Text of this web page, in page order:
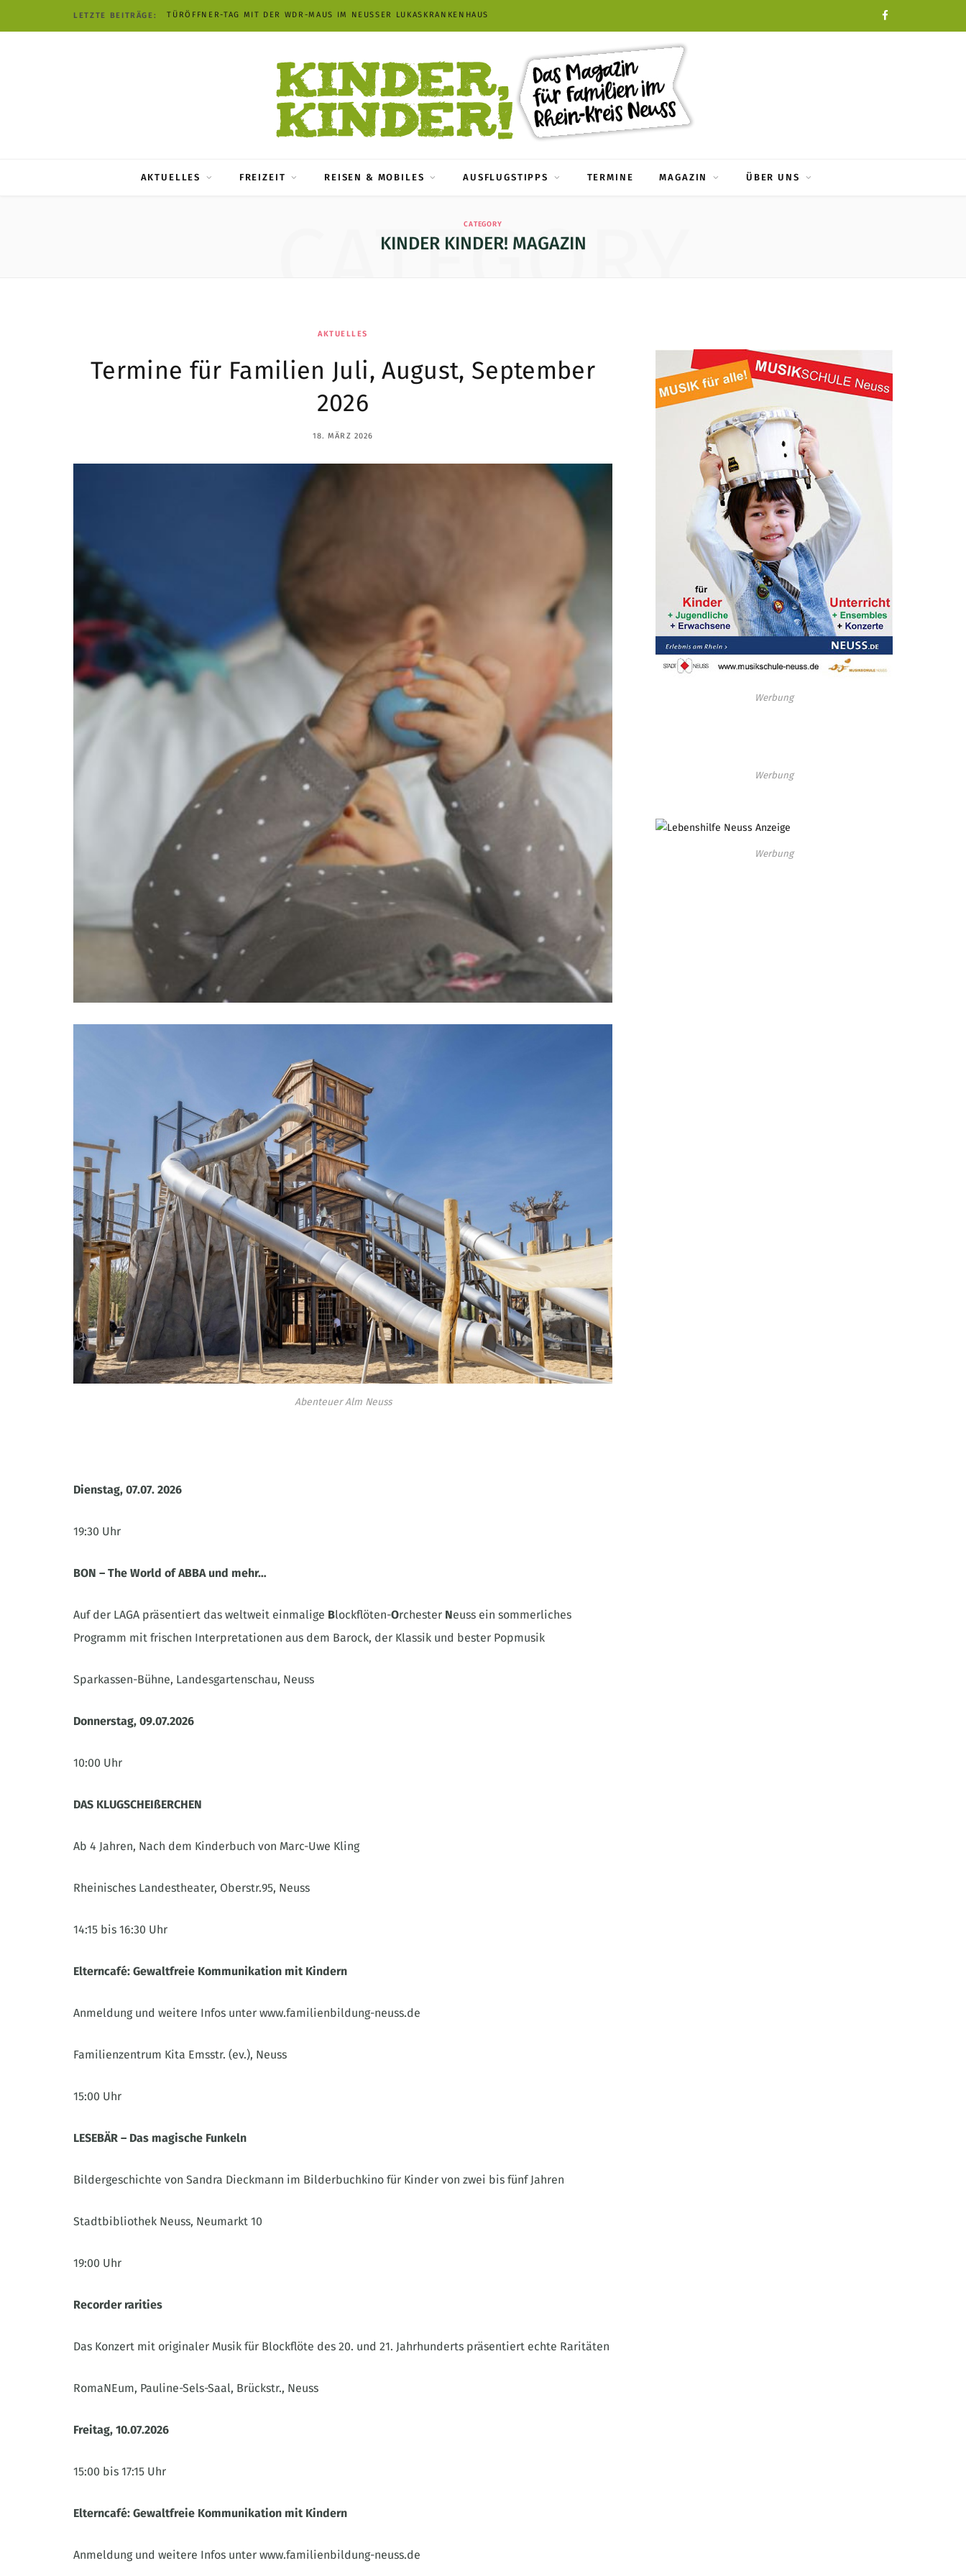
LETZTE BEITRÄGE: TÜRÖFFNER-TAG MIT DER WDR-MAUS IM NEUSSER LUKASKRANKENHAUS
AKTUELLES FREIZEIT REISEN & MOBILES AUSFLUGSTIPPS TERMINE MAGAZIN ÜBER UNS
CATEGORY
KINDER KINDER! MAGAZIN
CATEGORY
AKTUELLES
Termine für Familien Juli, August, September
2026
18. MÄRZ 2026
Abenteuer Alm Neuss
Dienstag, 07.07. 2026
19:30 Uhr
BON – The World of ABBA und mehr…
Auf der LAGA präsentiert das weltweit einmalige Blockflöten-Orchester Neuss ein sommerliches
Programm mit frischen Interpretationen aus dem Barock, der Klassik und bester Popmusik
Sparkassen-Bühne, Landesgartenschau, Neuss
Donnerstag, 09.07.2026
10:00 Uhr
DAS KLUGSCHEIßERCHEN
Ab 4 Jahren, Nach dem Kinderbuch von Marc-Uwe Kling
Rheinisches Landestheater, Oberstr.95, Neuss
14:15 bis 16:30 Uhr
Elterncafé: Gewaltfreie Kommunikation mit Kindern
Anmeldung und weitere Infos unter www.familienbildung-neuss.de
Familienzentrum Kita Emsstr. (ev.), Neuss
15:00 Uhr
LESEBÄR – Das magische Funkeln
Bildergeschichte von Sandra Dieckmann im Bilderbuchkino für Kinder von zwei bis fünf Jahren
Stadtbibliothek Neuss, Neumarkt 10
19:00 Uhr
Recorder rarities
Das Konzert mit originaler Musik für Blockflöte des 20. und 21. Jahrhunderts präsentiert echte Raritäten
RomaNEum, Pauline-Sels-Saal, Brückstr., Neuss
Freitag, 10.07.2026
15:00 bis 17:15 Uhr
Elterncafé: Gewaltfreie Kommunikation mit Kindern
Anmeldung und weitere Infos unter www.familienbildung-neuss.de
Werbung
Werbung
Werbung